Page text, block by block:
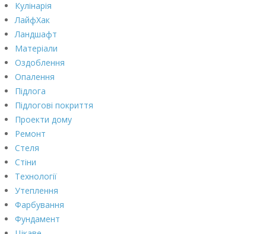
Кулінарія
ЛайфХак
Ландшафт
Матеріали
Оздоблення
Опалення
Підлога
Підлогові покриття
Проекти дому
Ремонт
Стеля
Стіни
Технології
Утеплення
Фарбування
Фундамент